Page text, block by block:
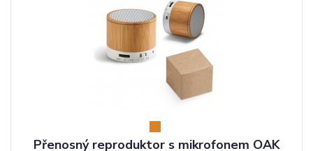
Přenosný reproduktor s mikrofonem OAK